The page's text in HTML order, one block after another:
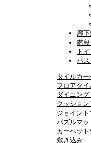
廊下
階段
ト
バス
タイルカー
フロアタイ
ダイニン
クッション
ジョイント
パズルマッ
カーペッ
敷き込み